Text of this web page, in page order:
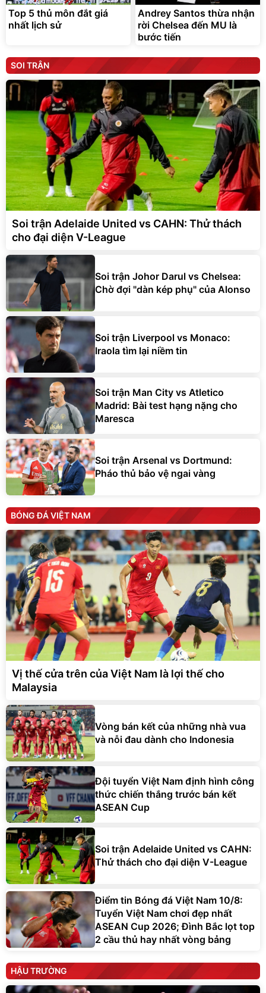
Top 5 thủ môn đắt giá
nhất lịch sử
Andrey Santos thừa nhận
rời Chelsea đến MU là
bước tiến
SOI TRẬN
Soi trận Adelaide United vs CAHN: Thử thách
cho đại diện V-League
Soi trận Johor Darul vs Chelsea:
Chờ đợi "dàn kép phụ" của Alonso
Soi trận Liverpool vs Monaco:
Iraola tìm lại niềm tin
Soi trận Man City vs Atletico
Madrid: Bài test hạng nặng cho
Maresca
Soi trận Arsenal vs Dortmund:
Pháo thủ bảo vệ ngai vàng
BÓNG ĐÁ VIỆT NAM
Vị thế cửa trên của Việt Nam là lợi thế cho
Malaysia
Vòng bán kết của những nhà vua
và nỗi đau dành cho Indonesia
Đội tuyển Việt Nam định hình công
thức chiến thắng trước bán kết
ASEAN Cup
Soi trận Adelaide United vs CAHN:
Thử thách cho đại diện V-League
Điểm tin Bóng đá Việt Nam 10/8:
Tuyển Việt Nam chơi đẹp nhất
ASEAN Cup 2026; Đình Bắc lọt top
2 cầu thủ hay nhất vòng bảng
HẬU TRƯỜNG